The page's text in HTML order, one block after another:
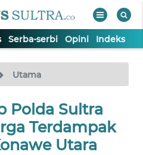
Serba-serbi Opini Indeks
Utama
Polda Sultra
Terdampak
Utara